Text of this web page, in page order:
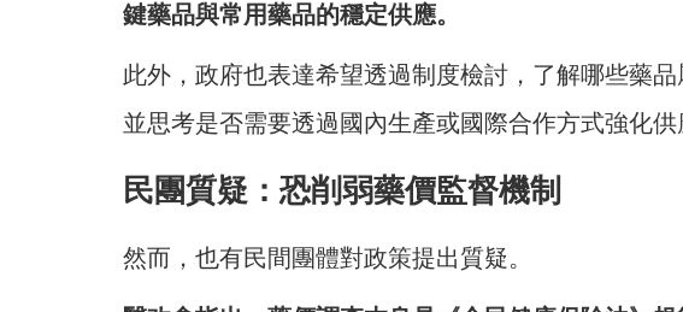
鍵藥品與常用藥品的穩定供應。
此外，政府也表達希望透過制度檢討，了解哪些藥
並思考是否需要透過國內生產或國際合作方式強化供
民團質疑：恐削弱藥價監督機制
然而，也有民間團體對政策提出質疑。